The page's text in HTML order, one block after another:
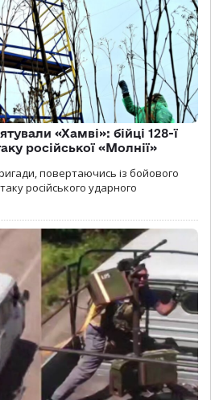
«Хамві»: бійці 128-ї
російської «Молнії»
повертаючись із бойового
російського ударного